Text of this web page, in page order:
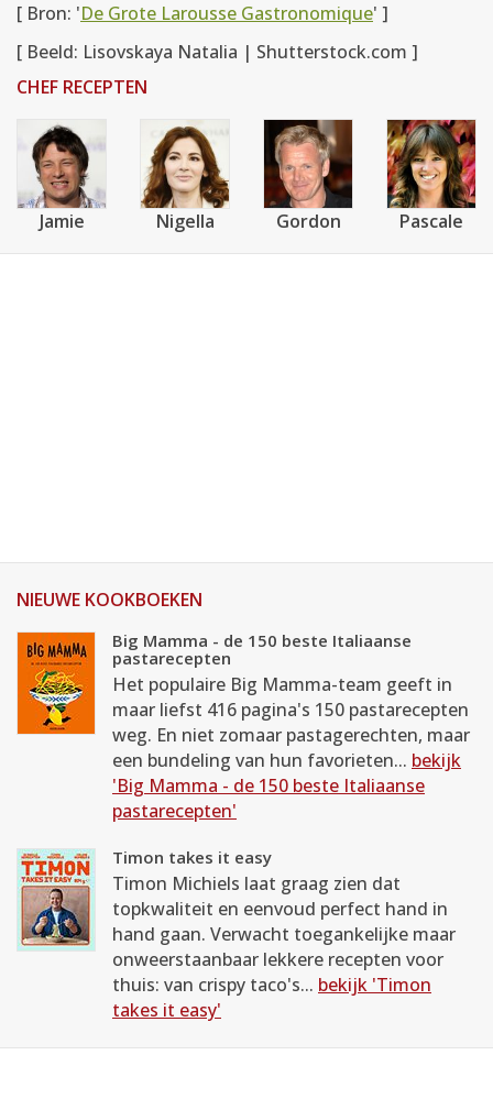
[ Bron: 'De Grote Larousse Gastronomique' ]
[ Beeld: Lisovskaya Natalia | Shutterstock.com ]
CHEF RECEPTEN
Jamie Nigella Gordon Pascale
NIEUWE KOOKBOEKEN
Big Mamma - de 150 beste Italiaanse
pastarecepten
Het populaire Big Mamma-team geeft in
maar liefst 416 pagina's 150 pastarecepten
weg. En niet zomaar pastagerechten, maar
een bundeling van hun favorieten... bekijk
'Big Mamma - de 150 beste Italiaanse
pastarecepten'
Timon takes it easy
Timon Michiels laat graag zien dat
topkwaliteit en eenvoud perfect hand in
hand gaan. Verwacht toegankelijke maar
onweerstaanbaar lekkere recepten voor
thuis: van crispy taco's... bekijk 'Timon
takes it easy'